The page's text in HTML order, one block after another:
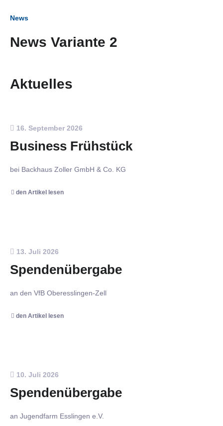
News
News Variante 2
Aktuelles
16. September 2026
Business Frühstück
bei Backhaus Zoller GmbH & Co. KG
den Artikel lesen
13. Juli 2026
Spendenübergabe
an den VfB Oberesslingen-Zell
den Artikel lesen
10. Juli 2026
Spendenübergabe
an Jugendfarm Esslingen e.V.